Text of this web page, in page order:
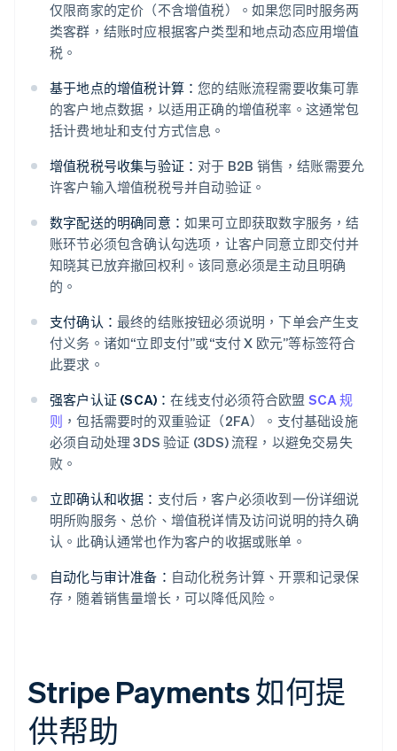
仅限商家的定价（不含增值税）。如果您同时服务两
类客群，结账时应根据客户类型和地点动态应用增值
税。
基于地点的增值税计算：您的结账流程需要收集可靠
的客户地点数据，以适用正确的增值税率。这通常包
括计费地址和支付方式信息。
增值税税号收集与验证： 对于 B2B 销售，结账需要允
许客户输入增值税税号并自动验证。
数字配送的明确同意： 如果可立即获取数字服务，结
账环节必须包含确认勾选项，让客户同意立即交付并
知晓其已放弃撤回权利。该同意必须是主动且明确
的。
支付确认： 最终的结账按钮必须说明，下单会产生支
付义务。诸如“立即支付”或“支付 X 欧元”等标签符合
此要求。
强客户认证 (SCA)：在线支付必须符合欧盟 SCA 规
则 ，包括需要时的双重验证（2FA）。支付基础设施
必须自动处理 3DS 验证 (3DS) 流程，以避免交易失
败。
立即确认和收据： 支付后，客户必须收到一份详细说
明所购服务、总价、增值税详情及访问说明的持久确
认。此确认通常也作为客户的收据或账单。
自动化与审计准备： 自动化税务计算、开票和记录保
存，随着销售量增长，可以降低风险。
Stripe Payments 如何提
供帮助